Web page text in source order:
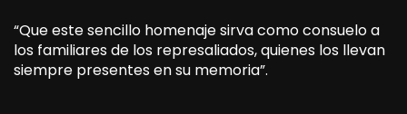
“Que este sencillo homenaje sirva como consuelo a
los familiares de los represaliados, quienes los llevan
siempre presentes en su memoria”.